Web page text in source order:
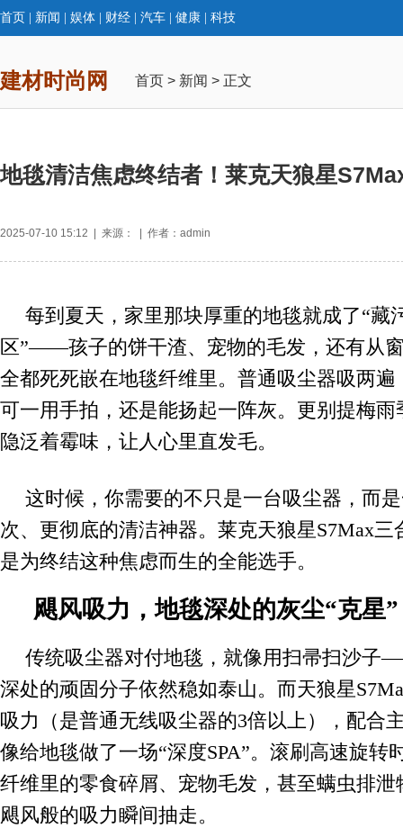
首页 新闻 娱体 财经 汽车 健康 科技
建材时尚网 首页 > 新闻 > 正文
地毯清洁焦虑终结者！莱克天狼星
2025-07-10 15:12 | 来源： | 作者：admin
每到夏天，家里那块厚重的地毯就成了“藏
区”——孩子的饼干渣、宠物的毛发，还有从
全都死死嵌在地毯纤维里。普通吸尘器吸两
可一用手拍，还是能扬起一阵灰。更别提梅
隐泛着霉味，让人心里直发毛。
这时候，你需要的不只是一台吸尘器，而
次、更彻底的清洁神器。莱克天狼星S7Max
是为终结这种焦虑而生的全能选手。
飓风吸力，地毯深处的灰尘“克星”
传统吸尘器对付地毯，就像用扫帚扫沙子
深处的顽固分子依然稳如泰山。而天狼星
吸力（是普通无线吸尘器的3倍以上），配合
像给地毯做了一场“深度SPA”。滚刷高速旋转
纤维里的零食碎屑、宠物毛发，甚至螨虫排
飓风般的吸力瞬间抽走。